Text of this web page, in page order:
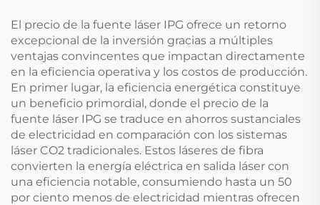
El precio de la fuente láser IPG ofrece un retorno
excepcional de la inversión gracias a múltiples
ventajas convincentes que impactan directamente
en la eficiencia operativa y los costos de producción.
En primer lugar, la eficiencia energética constituye
un beneficio primordial, donde el precio de la
fuente láser IPG se traduce en ahorros sustanciales
de electricidad en comparación con los sistemas
láser CO2 tradicionales. Estos láseres de fibra
convierten la energía eléctrica en salida láser con
una eficiencia notable, consumiendo hasta un 50
por ciento menos de electricidad mientras ofrecen